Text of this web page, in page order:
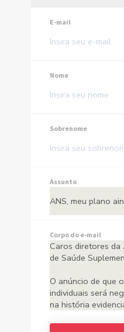
E-mail
Nome
Sobrenome
Assunto
Corpo do e-mail